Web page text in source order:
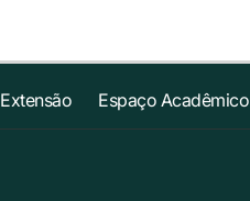
Extensão Espaço Acadêmico